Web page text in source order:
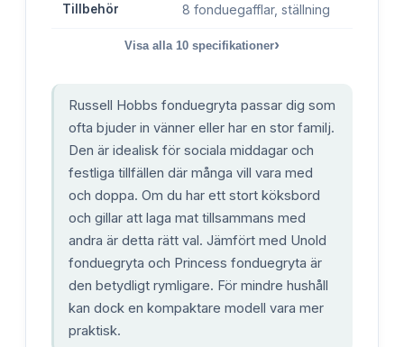
Tillbehör 8 fonduegafflar, ställning
Visa alla 10 specifikationer›
Russell Hobbs fonduegryta passar dig som
ofta bjuder in vänner eller har en stor familj.
Den är idealisk för sociala middagar och
festliga tillfällen där många vill vara med
och doppa. Om du har ett stort köksbord
och gillar att laga mat tillsammans med
andra är detta rätt val. Jämfört med Unold
fonduegryta och Princess fonduegryta är
den betydligt rymligare. För mindre hushåll
kan dock en kompaktare modell vara mer
praktisk.